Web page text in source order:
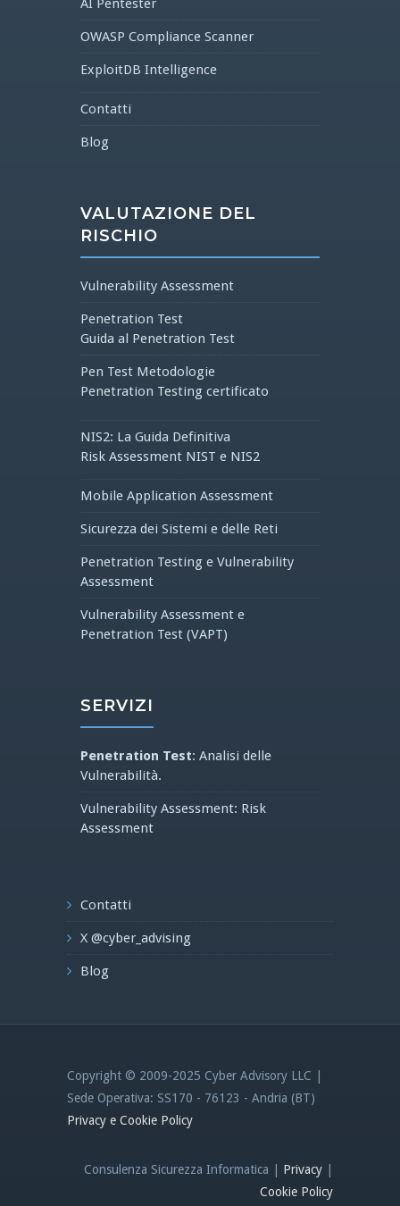
AI Pentester
OWASP Compliance Scanner
ExploitDB Intelligence
Contatti
Blog
VALUTAZIONE DEL
RISCHIO
Vulnerability Assessment
Penetration Test
Guida al Penetration Test
Pen Test Metodologie
Penetration Testing certificato
NIS2: La Guida Definitiva
Risk Assessment NIST e NIS2
Mobile Application Assessment
Sicurezza dei Sistemi e delle Reti
Penetration Testing e Vulnerability
Assessment
Vulnerability Assessment e
Penetration Test (VAPT)
SERVIZI
Penetration Test: Analisi delle
Vulnerabilità.
Vulnerability Assessment: Risk
Assessment
Contatti
X @cyber_advising
Blog
Copyright © 2009-2025 Cyber Advisory LLC |
Sede Operativa: SS170 - 76123 - Andria (BT)
Privacy e Cookie Policy
Consulenza Sicurezza Informatica | Privacy
Cookie Policy